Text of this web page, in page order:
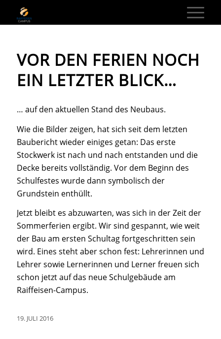
VOR DEN FERIEN NOCH
EIN LETZTER BLICK…
… auf den aktuellen Stand des Neubaus.
Wie die Bilder zeigen, hat sich seit dem letzten
Baubericht wieder einiges getan: Das erste
Stockwerk ist nach und nach entstanden und die
Decke bereits vollständig. Vor dem Beginn des
Schulfestes wurde dann symbolisch der
Grundstein enthüllt.
Jetzt bleibt es abzuwarten, was sich in der Zeit der
Sommerferien ergibt. Wir sind gespannt, wie weit
der Bau am ersten Schultag fortgeschritten sein
wird. Eines steht aber schon fest: Lehrerinnen und
Lehrer sowie Lernerinnen und Lerner freuen sich
schon jetzt auf das neue Schulgebäude am
Raiffeisen-Campus.
19. JULI 2016